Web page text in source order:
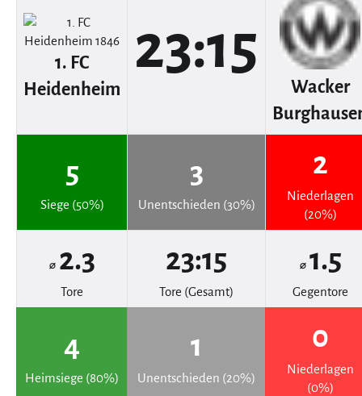
1. FC
Heidenheim
23:15
Wacker
5
Siege (50%)
3
Unentschieden (30%)
2
Niederlagen
(20%)
⌀ 2.3
Tore
23:15
Tore (Gesamt)
⌀ 1.5
Gegentore
4
Heimsiege (80%)
1
Unentschieden (20%)
0
Niederlagen
(0%)